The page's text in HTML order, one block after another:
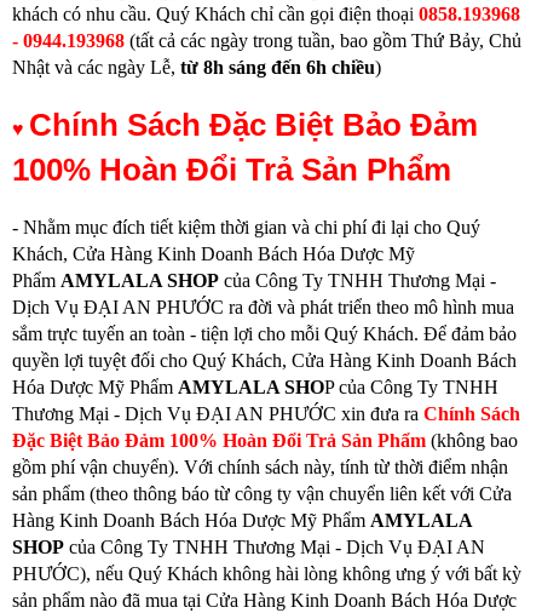
khách có nhu cầu. Quý Khách chỉ cần gọi điện thoại 0858.193968
- 0944.193968 (tất cả các ngày trong tuần, bao gồm Thứ Bảy, Chủ
Nhật và các ngày Lễ, từ 8h sáng đến 6h chiều)
♥ Chính Sách Đặc Biệt Bảo Đảm
100% Hoàn Đổi Trả Sản Phẩm
- Nhằm mục đích tiết kiệm thời gian và chi phí đi lại cho Quý
Khách, Cửa Hàng Kinh Doanh Bách Hóa Dược Mỹ
Phẩm AMYLALA SHOP của Công Ty TNHH Thương Mại -
Dịch Vụ ĐẠI AN PHƯỚC ra đời và phát triển theo mô hình mua
sắm trực tuyến an toàn - tiện lợi cho mỗi Quý Khách. Để đảm bảo
quyền lợi tuyệt đối cho Quý Khách, Cửa Hàng Kinh Doanh Bách
Hóa Dược Mỹ Phẩm AMYLALA SHOP của Công Ty TNHH
Thương Mại - Dịch Vụ ĐẠI AN PHƯỚC xin đưa ra Chính Sách
Đặc Biệt Bảo Đảm 100% Hoàn Đổi Trả Sản Phẩm (không bao
gồm phí vận chuyển). Với chính sách này, tính từ thời điểm nhận
sản phẩm (theo thông báo từ công ty vận chuyển liên kết với Cửa
Hàng Kinh Doanh Bách Hóa Dược Mỹ Phẩm AMYLALA
SHOP của Công Ty TNHH Thương Mại - Dịch Vụ ĐẠI AN
PHƯỚC), nếu Quý Khách không hài lòng không ưng ý với bất kỳ
sản phẩm nào đã mua tại Cửa Hàng Kinh Doanh Bách Hóa Dược